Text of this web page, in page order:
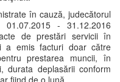
în cauză, judecătorul
- 31.12.2016
de prestări servicii în
a emis facturi doar către
prestarea muncii, în
durata deplasării conform
fiind de o lună.